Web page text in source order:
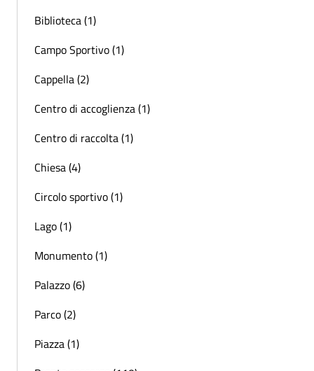
Biblioteca (1)
Campo Sportivo (1)
Cappella (2)
Centro di accoglienza (1)
Centro di raccolta (1)
Chiesa (4)
Circolo sportivo (1)
Lago (1)
Monumento (1)
Palazzo (6)
Parco (2)
Piazza (1)